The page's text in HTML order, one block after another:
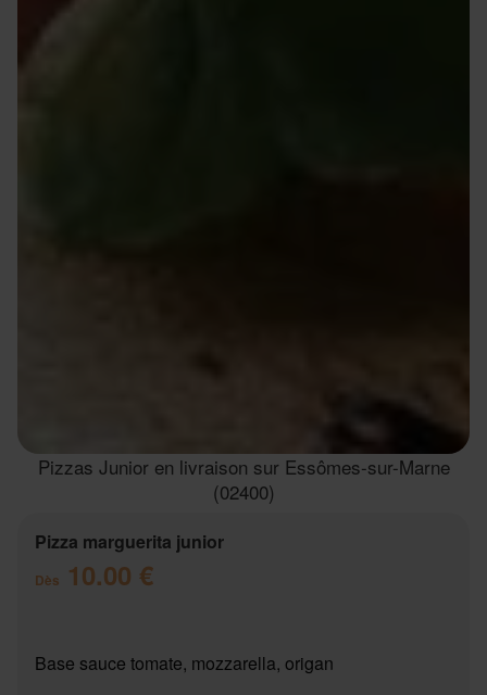
Pizzas Junior en livraison sur Essômes-sur-Marne
(02400)
Pizza marguerita junior
Dès 10.00 €
Base sauce tomate, mozzarella, origan